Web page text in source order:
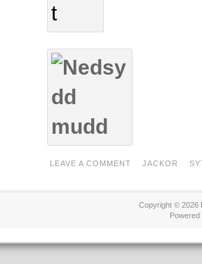
LEAVE A COMMENT JACKOR
Copyright © 2026